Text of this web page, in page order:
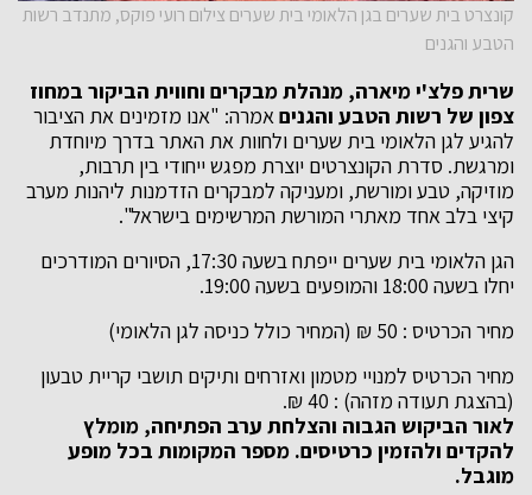
קונצרט בית שערים בגן הלאומי בית שערים צילום רועי פוקס, מתנדב רשות
הטבע והגנים
שרית פלצ'י מיארה, מנהלת מבקרים וחווית הביקור במחוז
צפון של רשות הטבע והגניםאמרה: "אנו מזמינים את הציבור
להגיע לגן הלאומי בית שערים ולחוות את האתר בדרך מיוחדת
ומרגשת. סדרת הקונצרטים יוצרת מפגש ייחודי בין תרבות,
מוזיקה, טבע ומורשת, ומעניקה למבקרים הזדמנות ליהנות מערב
קיצי בלב אחד מאתרי המורשת המרשימים בישראל".
הגן הלאומי בית שערים ייפתח בשעה 17:30, הסיורים המודרכים
יחלו בשעה 18:00 והמופעים בשעה 19:00.
מחיר הכרטיס : 50 ₪ (המחיר כולל כניסה לגן הלאומי)
מחיר הכרטיס למנויי מטמון ואזרחים ותיקים תושבי קריית טבעון
(בהצגת תעודה מזהה) : 40 ₪.
לאור הביקוש הגבוה והצלחת ערב הפתיחה, מומלץ
להקדים ולהזמין כרטיסים. מספר המקומות בכל מופע
מוגבל.